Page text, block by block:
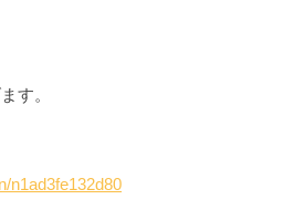
す。
n1ad3fe132d80